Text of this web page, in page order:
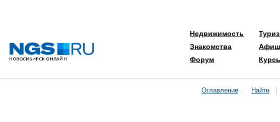
Недвижимость
Знакомства
Форум
Оглавление Найти